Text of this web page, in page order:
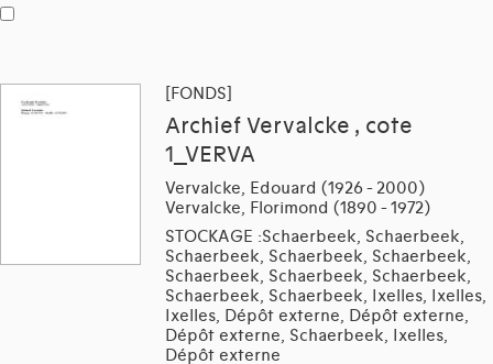
[FONDS]
Archief Vervalcke , cote
1_VERVA
Vervalcke, Edouard (1926 - 2000)
Vervalcke, Florimond (1890 - 1972)
STOCKAGE :Schaerbeek, Schaerbeek,
Schaerbeek, Schaerbeek, Schaerbeek,
Schaerbeek, Schaerbeek, Schaerbeek,
Schaerbeek, Schaerbeek, Ixelles, Ixelles,
Ixelles, Dépôt externe, Dépôt externe,
Dépôt externe, Schaerbeek, Ixelles,
Dépôt externe